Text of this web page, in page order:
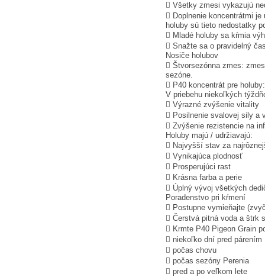
 Všetky zmesi vykazujú
 Doplnenie koncentrátmi
holuby sú tieto nedostatky
 Mladé holuby sa kŕmia
 Snažte sa o pravidelný
Nosiče holubov
 Štvorsezónna zmes:
sezóne.
 P40 koncentrát pre
V priebehu niekoľkých
 Výrazné zvýšenie vitality
 Posilnenie svalovej sily a
 Zvýšenie rezistencie na
Holuby majú / udržiavajú:
 Najvyšší stav za
 Vynikajúca plodnosť
 Prosperujúci rast
 Krásna farba a perie
 Úplný vývoj všetkých
Poradenstvo pri kŕmení
 Postupne vymieňajte
 Čerstvá pitná voda a štrk
 Krmte P40 Pigeon Grain
 niekoľko dní pred párením
 počas chovu
 počas sezóny Perenia
 pred a po veľkom lete